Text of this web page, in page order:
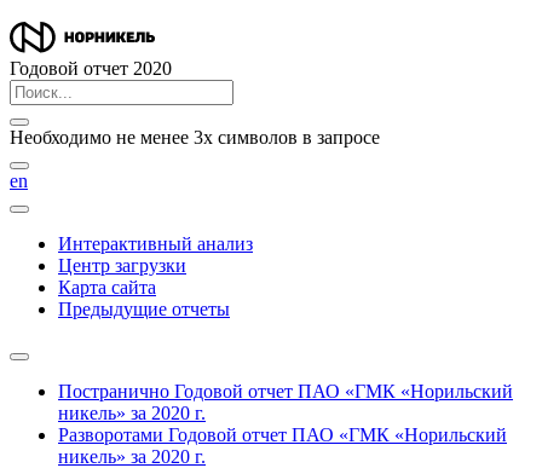
Годовой отчет 2020
Необходимо не менее 3х символов в запросе
en
Интерактивный анализ
Центр загрузки
Карта сайта
Предыдущие отчеты
Постранично Годовой отчет ПАО «ГМК «Норильский
никель» за 2020 г.
Разворотами Годовой отчет ПАО «ГМК «Норильский
никель» за 2020 г.